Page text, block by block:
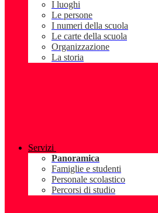
I luoghi
Le persone
I numeri della scuola
Le carte della scuola
Organizzazione
La storia
Servizi
Panoramica
Famiglie e studenti
Personale scolastico
Percorsi di studio